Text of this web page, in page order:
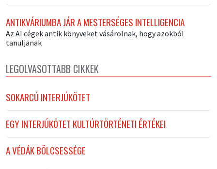
ANTIKVÁRIUMBA JÁR A MESTERSÉGES INTELLIGENCIA
Az AI cégek antik könyveket vásárolnak, hogy azokból
tanuljanak
LEGOLVASOTTABB CIKKEK
SOKARCÚ INTERJÚKÖTET
EGY INTERJÚKÖTET KULTÚRTÖRTÉNETI ÉRTÉKEI
A VÉDÁK BÖLCSESSÉGE